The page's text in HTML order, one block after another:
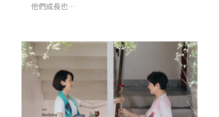
他們成長也…